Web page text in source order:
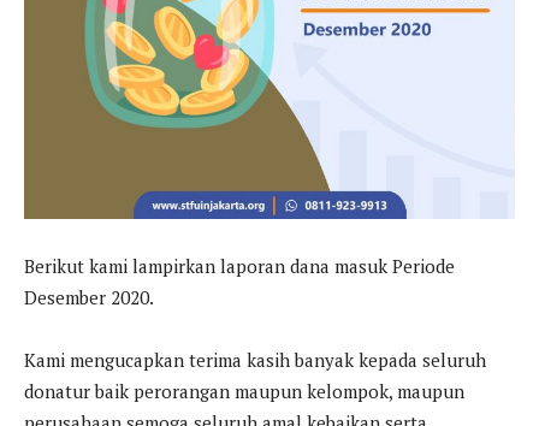
Berikut kami lampirkan laporan dana masuk Periode
Desember 2020.
Kami mengucapkan terima kasih banyak kepada seluruh
donatur baik perorangan maupun kelompok, maupun